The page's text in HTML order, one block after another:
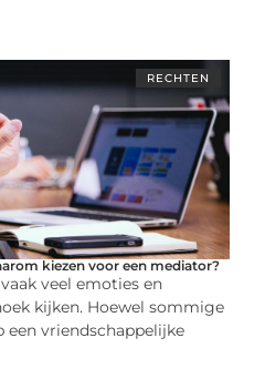
RECHTEN
kiezen voor een mediator?
veel emoties en
kijken. Hoewel sommige
vriendschappelijke